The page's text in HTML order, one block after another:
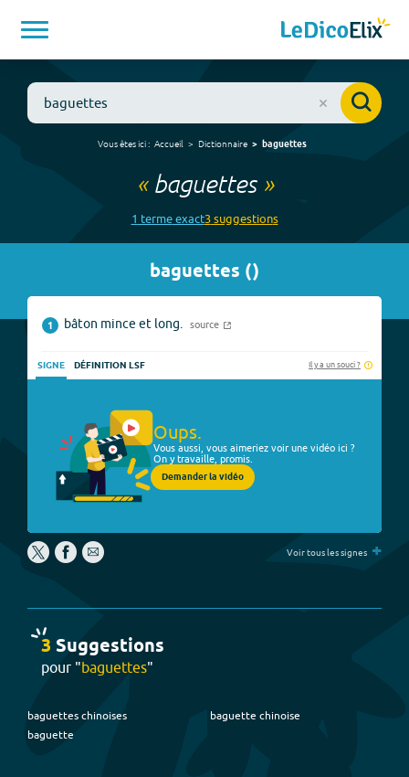
Vous êtes ici : Accueil Dictionnaire baguettes
« baguettes»
1 termeexact3suggestions
baguettes ()
1 bâton mince et long. source
SIGNE DÉFINITION LSF Il y a un souci ?
Oups.
Vous aussi, vous aimeriez voir une vidéo ici ?
On y travaille, promis.
Demander la vidéo
Voir tous les signes +
3 Suggestions
pour "baguettes"
baguettes chinoises
baguette
baguette chinoise